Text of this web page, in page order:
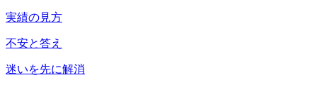
実績の見方
不安と答え
迷いを先に解消